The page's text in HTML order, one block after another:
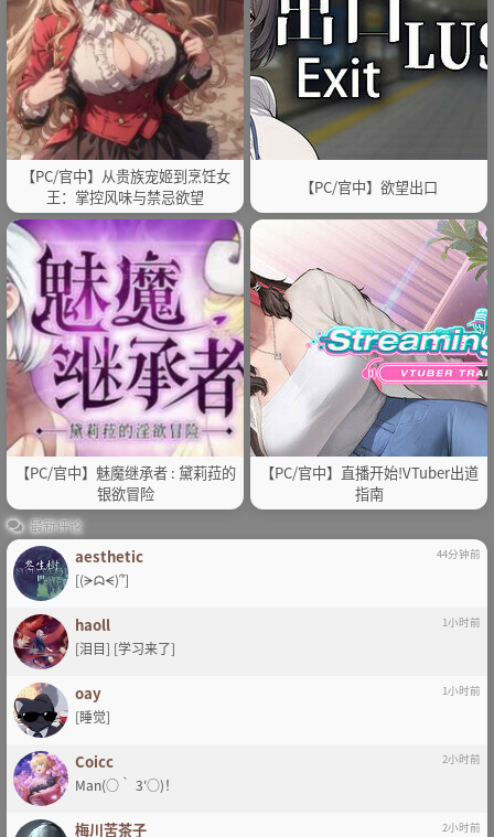
【PC/官中】从贵族宠姬到烹饪女
王：掌控风味与禁忌欲望
【PC/官中】欲望出口
【PC/官中】魅魔继承者 : 黛莉菈的
银欲冒险
【PC/官中】直播开始!VTuber出道
指南
最新评论
aesthetic 44分钟前
[(ᗒᗣᗕ)՞]
haoll 1小时前
[泪目] [学习来了]
oay 1小时前
[睡觉]
Coicc 2小时前
Man(○｀ 3′○)！
梅川苦茶子 2小时前